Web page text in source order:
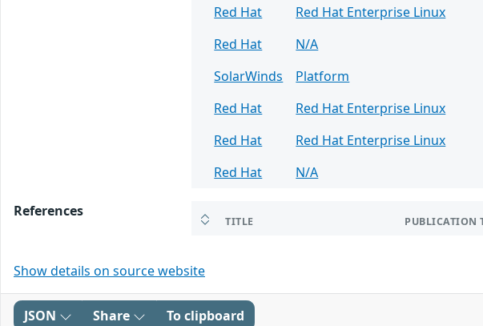
Red Hat
Red Hat Enterprise Linux
Red Hat
N/A
SolarWinds
Platform
Red Hat
Red Hat Enterprise Linux
Red Hat
Red Hat Enterprise Linux
Red Hat
N/A
References
TITLE PUBLICATION
Show details on source website
JSON Share To clipboard